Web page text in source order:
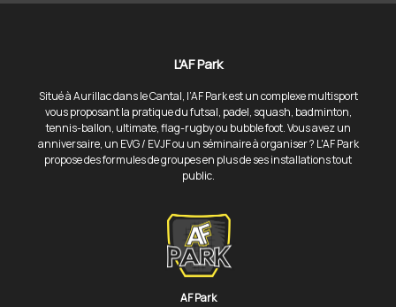
L'AF Park
Situé à Aurillac dans le Cantal, l’AF Park est un complexe multisport
vous proposant la pratique du futsal, padel, squash, badminton,
tennis-ballon, ultimate, flag-rugby ou bubble foot. Vous avez un
anniversaire, un EVG / EVJF ou un séminaire à organiser ? L'AF Park
propose des formules de groupes en plus de ses installations tout
public.
AF Park